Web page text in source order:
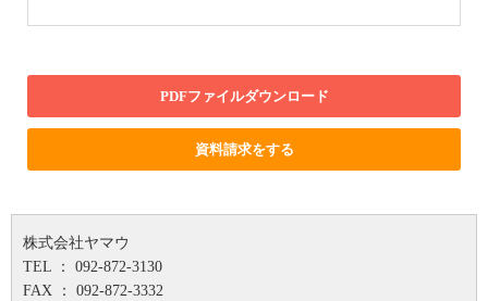
PDFファイルダウンロード
資料請求をする
株式会社ヤマウ
TEL ： 092-872-3130
FAX ： 092-872-3332